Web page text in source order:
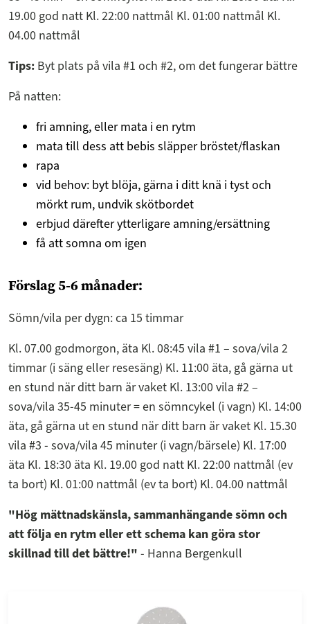
19.00 god natt Kl. 22:00 nattmål Kl. 01:00 nattmål Kl.
04.00 nattmål
Tips: Byt plats på vila #1 och #2, om det fungerar bättre
På natten:
fri amning, eller mata i en rytm
mata till dess att bebis släpper bröstet/flaskan
rapa
vid behov: byt blöja, gärna i ditt knä i tyst och
mörkt rum, undvik skötbordet
erbjud därefter ytterligare amning/ersättning
få att somna om igen
Förslag 5-6 månader:
Sömn/vila per dygn: ca 15 timmar
Kl. 07.00 godmorgon, äta Kl. 08:45 vila #1 – sova/vila 2
timmar (i säng eller resesäng) Kl. 11:00 äta, gå gärna ut
en stund när ditt barn är vaket Kl. 13:00 vila #2 –
sova/vila 35-45 minuter = en sömncykel (i vagn) Kl. 14:00
äta, gå gärna ut en stund när ditt barn är vaket Kl. 15.30
vila #3 - sova/vila 45 minuter (i vagn/bärsele) Kl. 17:00
äta Kl. 18:30 äta Kl. 19.00 god natt Kl. 22:00 nattmål (ev
ta bort) Kl. 01:00 nattmål (ev ta bort) Kl. 04.00 nattmål
"Hög mättnadskänsla, sammanhängande sömn och
att följa en rytm eller ett schema kan göra stor
skillnad till det bättre!" - Hanna Bergenkull